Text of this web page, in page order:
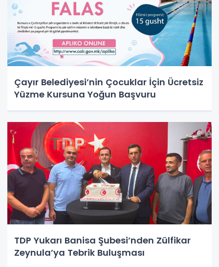
Çayır Belediyesi’nin Çocuklar İçin Ücretsiz
Yüzme Kursuna Yoğun Başvuru
TDP Yukarı Banisa Şubesi’nden Zülfikar
Zeynula’ya Tebrik Buluşması